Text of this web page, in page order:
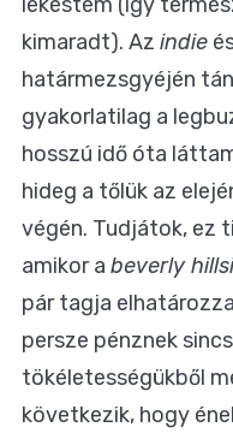
kimaradt). Az indie
határmezsgyéjén
gyakorlatilag a
hosszú idő óta
hideg a tőlük az
végén. Tudjátok, ez
amikor a beverly hillsi
pár tagja
persze pénznek
tökéletességükből
következik, hogy